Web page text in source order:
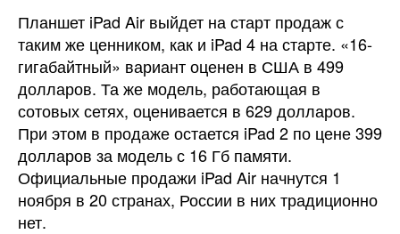
Планшет iPad Air выйдет на старт продаж с
таким же ценником, как и iPad 4 на старте. «16-
гигабайтный» вариант оценен в США в 499
долларов. Та же модель, работающая в
сотовых сетях, оценивается в 629 долларов.
При этом в продаже остается iPad 2 по цене 399
долларов за модель с 16 Гб памяти.
Официальные продажи iPad Air начнутся 1
ноября в 20 странах, России в них традиционно
нет.